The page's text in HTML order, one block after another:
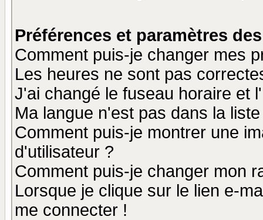
Préférences et paramètres
Comment puis-je changer mes
Les heures ne sont pas
J'ai changé le fuseau horaire et
Ma langue n'est pas dans la
Comment puis-je montrer une
d'utilisateur ?
Comment puis-je changer mon
Lorsque je clique sur le lien e-
me connecter !